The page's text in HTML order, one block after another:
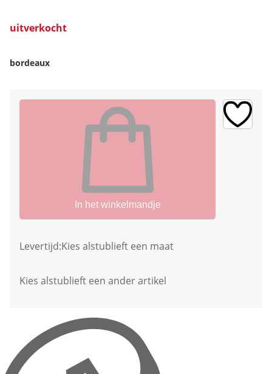
uitverkocht
bordeaux
In het winkelmandje
Levertijd:Kies alstublieft een maat
Kies alstublieft een ander artikel